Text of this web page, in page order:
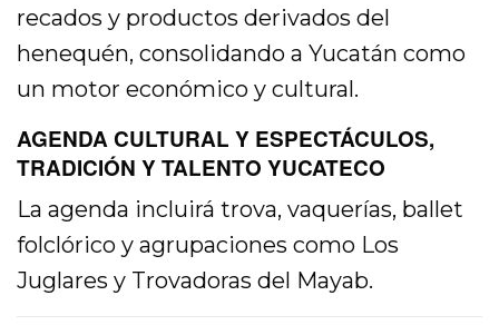
recados y productos derivados del
henequén, consolidando a Yucatán como
un motor económico y cultural.
AGENDA CULTURAL Y ESPECTÁCULOS,
TRADICIÓN Y TALENTO YUCATECO
La agenda incluirá trova, vaquerías, ballet
folclórico y agrupaciones como Los
Juglares y Trovadoras del Mayab.